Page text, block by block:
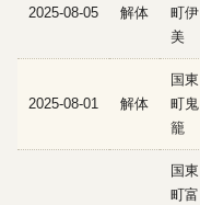
2025-08-05 解体
町伊
美
2025-08-01 解体
国東
町鬼
籠
国東
町富